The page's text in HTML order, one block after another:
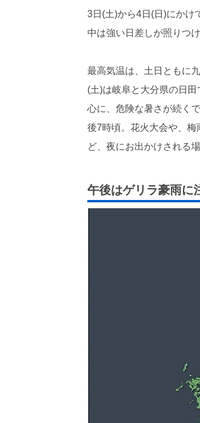
3日(土)から4日(日)にかけ
中は強い日差しが照りつけ
最高気温は、土日ともに
(土)は岐阜と大分県の日
心に、危険な暑さが続く
後7時頃。花火大会や、
ど、夜にお出かけされる
午後はゲリラ豪雨